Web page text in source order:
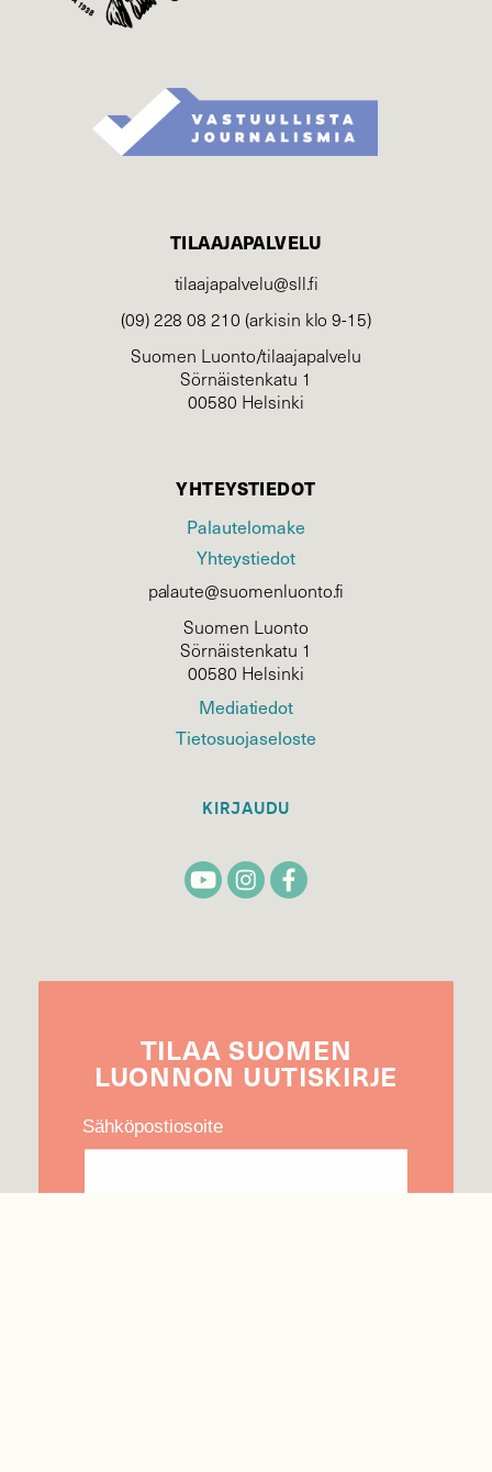
TILAAJAPALVELU
tilaajapalvelu@sll.fi
(09) 228 08 210 (arkisin klo 9-15)
Suomen Luonto/tilaajapalvelu
Sörnäistenkatu 1
00580 Helsinki
YHTEYSTIEDOT
Palautelomake
Yhteystiedot
palaute@suomenluonto.fi
Suomen Luonto
Sörnäistenkatu 1
00580 Helsinki
Mediatiedot
Tietosuojaseloste
KIRJAUDU
TILAA SUOMEN
LUONNON UUTIS­KIRJE
Sähköpostiosoite